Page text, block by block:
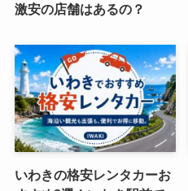
激安の店舗はあるの？
いわきの格安レンタカーお